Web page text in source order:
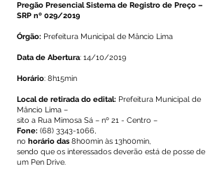
Pregão Presencial Sistema de Registro de Preço –
SRP nº 029/2019
Órgão: Prefeitura Municipal de Mâncio Lima
Data de Abertura: 14/10/2019
Horário: 8h15min
Local de retirada do edital: Prefeitura Municipal de
Mâncio Lima –
sito a Rua Mimosa Sá – nº 21 - Centro –
Fone: (68) 3343-1066,
no horário das 8h00min às 13h00min,
sendo que os interessados deverão está de posse de
um Pen Drive.